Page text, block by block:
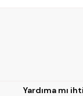
Yardıma mı